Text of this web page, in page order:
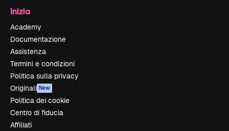
Inizia
Academy
Documentazione
Assistenza
Termini e condizioni
Politica sulla privacy
Originali New
Politica dei cookie
Centro di fiducia
Affiliati